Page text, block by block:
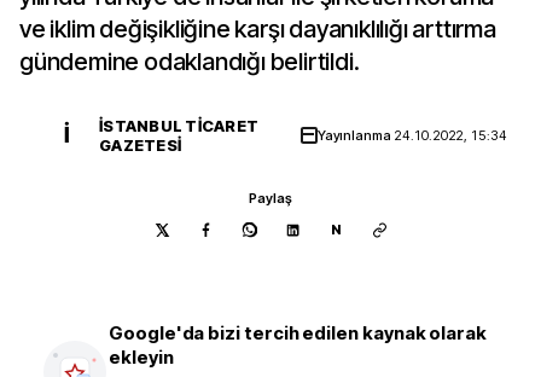
ve iklim değişikliğine karşı dayanıklılığı arttırma
gündemine odaklandığı belirtildi.
İ
İSTANBUL TICARET
GAZETESI
Yayınlanma 24.10.2022, 15:34
Paylaş
N
Google'da bizi tercih edilen kaynak olarak
ekleyin